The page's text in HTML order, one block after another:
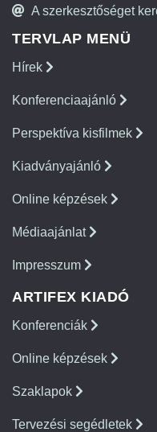
A szerkesztőséget
TERVLAP MENÜ
Hírek
Konferenciaajánló
Perspektíva kisfilmek
Kiadványajánló
Online képzések
Médiaajánlat
Impresszum
ARTIFEX KIADÓ
Konferenciák
Online képzések
Szaklapok
Tervezési segédletek